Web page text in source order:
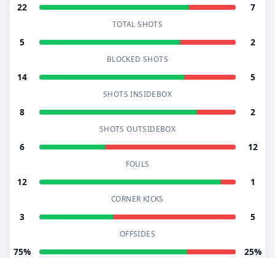
22 7
TOTAL SHOTS
5 2
BLOCKED SHOTS
14 5
SHOTS INSIDEBOX
8 2
SHOTS OUTSIDEBOX
6 12
FOULS
12 1
CORNER KICKS
3 5
OFFSIDES
75% 25%